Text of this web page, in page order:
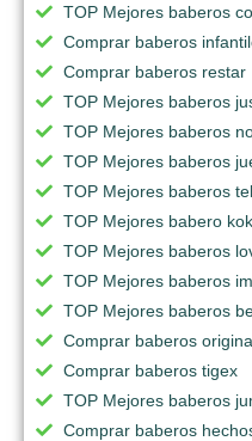
TOP Mejores baberos
Comprar baberos
Comprar baberos restar
TOP Mejores baberos
TOP Mejores baberos
TOP Mejores baberos
TOP Mejores baberos
TOP Mejores babero
TOP Mejores baberos
TOP Mejores baberos
TOP Mejores baberos
Comprar baberos
Comprar baberos tigex
TOP Mejores baberos
Comprar baberos